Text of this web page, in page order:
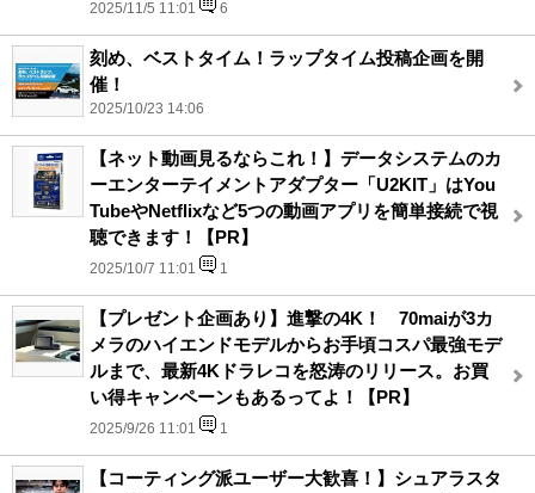
2025/11/5 11:01 6
刻め、ベストタイム！ラップタイム投稿企画を開
催！
2025/10/23 14:06
【ネット動画見るならこれ！】データシステムのカ
ーエンターテイメントアダプター「U2KIT」はYou
TubeやNetflixなど5つの動画アプリを簡単接続で視
聴できます！【PR】
2025/10/7 11:01 1
【プレゼント企画あり】進撃の4K！ 70maiが3カ
メラのハイエンドモデルからお手頃コスパ最強モデ
ルまで、最新4Kドラレコを怒涛のリリース。お買
い得キャンペーンもあるってよ！【PR】
2025/9/26 11:01 1
【コーティング派ユーザー大歓喜！】シュアラスタ